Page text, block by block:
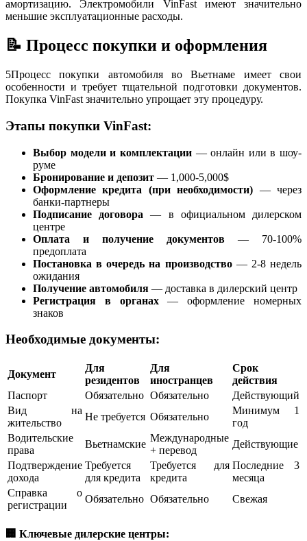
амортизацию. Электромобили VinFast имеют значительно
меньшие эксплуатационные расходы.
📝 Процесс покупки и оформления
5Процесс покупки автомобиля во Вьетнаме имеет свои
особенности и требует тщательной подготовки документов.
Покупка VinFast значительно упрощает эту процедуру.
Этапы покупки VinFast:
Выбор модели и комплектации— онлайн или в шоу-
руме
Бронирование и депозит — 1,000-5,000$
Оформление кредита (при необходимости) — через
банки-партнеры
Подписание договора — в официальном дилерском
центре
Оплата и получение документов — 70-100%
предоплата
Постановка в очередь на производство— 2-8 недель
ожидания
Получение автомобиля — доставка в дилерский центр
Регистрация в органах— оформление номерных
знаков
Необходимые документы:
Документ
Для
резидентов
Для
иностранцев
Срок
действия
Паспорт
Обязательно Обязательно
Действующий
Вид на
жительство
Не требуется Обязательно
Минимум 1
год
Водительские
права
Вьетнамские
Международные
+ перевод
Действующие
Подтверждение
дохода
Требуется
для кредита
Требуется для
кредита
Последние 3
месяца
Справка о
регистрации
Обязательно Обязательно Свежая
🏢 Ключевые дилерские центры: